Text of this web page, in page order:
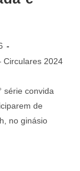
Circulares 2024
série convida
de
no ginásio